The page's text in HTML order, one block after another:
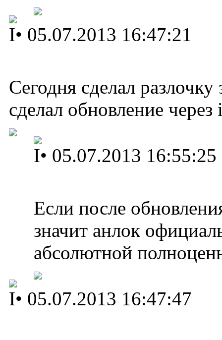
I• 05.07.2013 16:47:21
Сегодня сделал
сделал обновление
I• 05.07.2013 16:55:25
Если после
значит анлок
абсолютной
I• 05.07.2013 16:47:47